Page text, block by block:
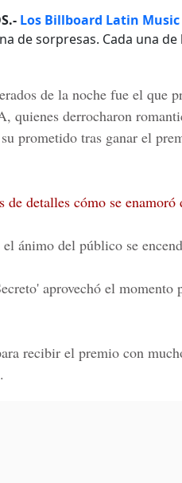
Los Billboard Latin Music
de sorpresas. Cada una
de la noche fue el que
quienes derrocharon
prometido tras ganar el
detalles cómo se enamoró
ánimo del público se
aprovechó el momento
recibir el premio con